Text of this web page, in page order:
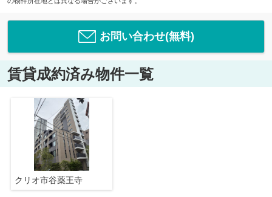
お問い合わせ(無料)
賃貸成約済み物件一覧
クリオ市谷薬王寺